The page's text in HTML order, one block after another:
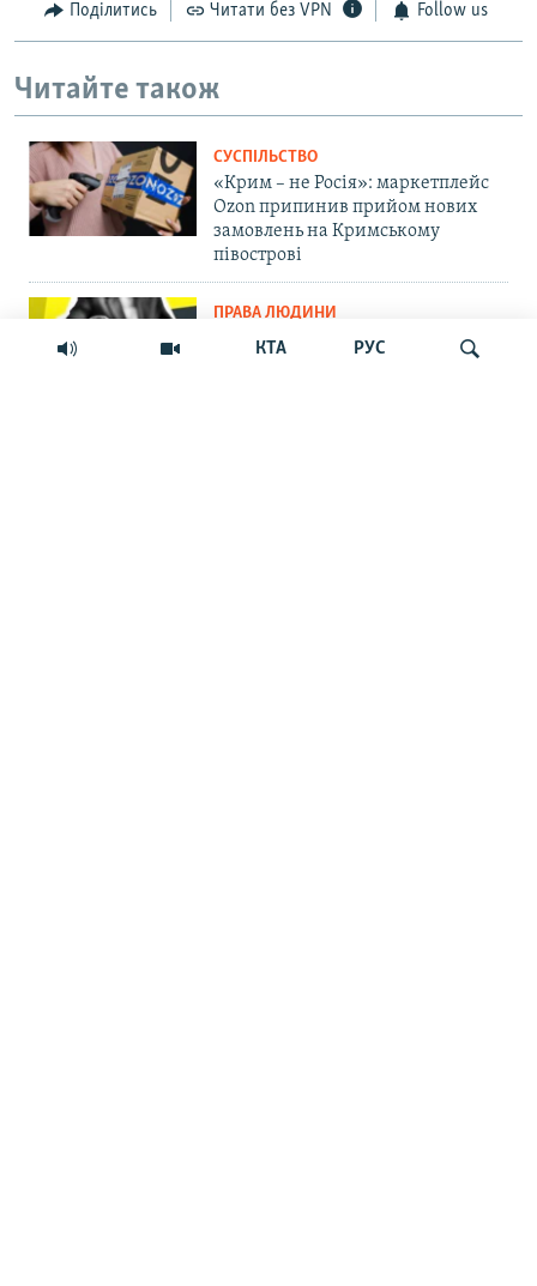
КТА РУС
Поділитись Читати без VPN Follow us
Читайте також
СУСПІЛЬСТВО
«Крим – не Росія»: маркетплейс
Ozon припинив прийом нових
замовлень на Кримському
півострові
ПРАВА ЛЮДИНИ
Мить – і ти шпигун. Як у